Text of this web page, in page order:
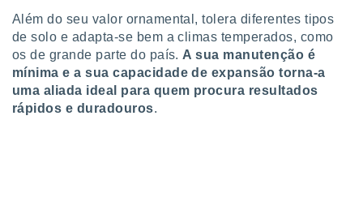
medir
da
medir o
dos
os
de
Além do seu valor ornamental, tolera diferentes tipos
de solo e adapta-se bem a climas temperados, como
os de grande parte do país. A sua manutenção é
mínima e a sua capacidade de expansão torna-a
uma aliada ideal para quem procura resultados
rápidos e duradouros.